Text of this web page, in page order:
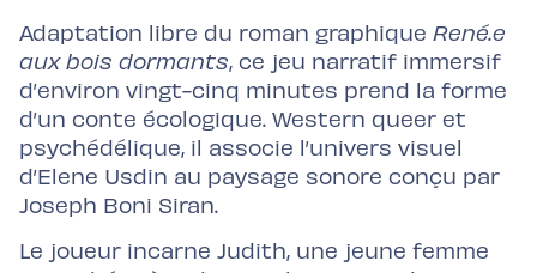
Adaptation libre du roman graphique René.e
aux bois dormants, ce jeu narratif immersif
d’environ vingt-cinq minutes prend la forme
d’un conte écologique. Western queer et
psychédélique, il associe l’univers visuel
d’Elene Usdin au paysage sonore conçu par
Joseph Boni Siran.
Le joueur incarne Judith, une jeune femme